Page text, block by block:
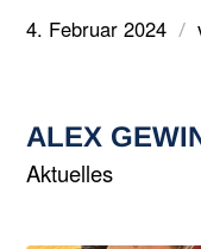
4. Februar 2024 /
ALEX
Aktuelles